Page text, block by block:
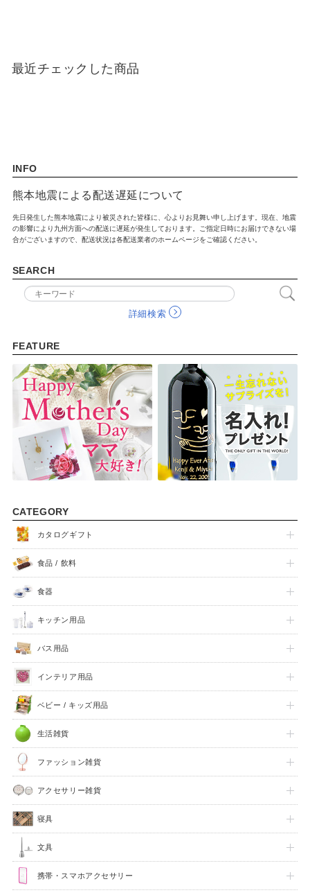
FEATURE
最近チェックした商品
INFO
熊本地震による配送遅延について
先日発生した熊本地震により被災された皆様に、心よりお見舞い申し上げます。現在、地震
の影響により九州方面への配送に遅延が発生しております。ご指定日時にお届けできない場
合がございますので、配送状況は各配送業者のホームページをご確認ください。
SEARCH
詳細検索
FEATURE
CATEGORY
カタログギフト
食品 / 飲料
食器
キッチン用品
バス用品
インテリア用品
ベビー / キッズ用品
生活雑貨
ファッション雑貨
アクセサリー雑貨
寝具
文具
携帯・スマホアクセサリー